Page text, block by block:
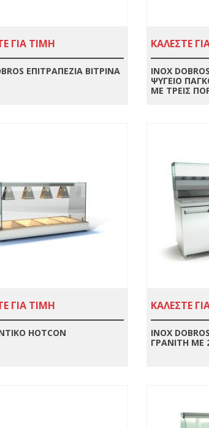
ΓΙΑ ΤΙΜΗ
ΕΠΙΤΡΑΠΕΖΙΑ ΒΙΤΡΙΝΑ
ΚΑΛΕΣΤΕ
INOX
ΨΥΓΕΙΟ
ΜΕ ΤΡΕΙΣ
ΓΙΑ ΤΙΜΗ
HOTCON
ΚΑΛΕΣΤΕ
INOX
ΓΡΑΝΙΤΗ ΜΕ